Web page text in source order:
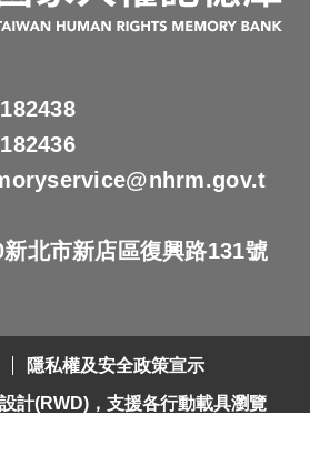
北市新店區復興路131號
隱私權及安全政策宣示
計(RWD)，支援各行動載具瀏覽